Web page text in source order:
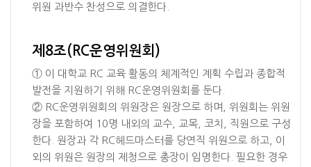
위원 과반수 찬성으로 의결한다.
제8조(RC운영위원회)
① 이 대학교 RC 교육 활동의 체계적인 계획 수립과 종합적
발전을 지원하기 위해 RC운영위원회를 둔다.
② RC운영위원회의 위원장은 원장으로 하며, 위원회는 위원
장을 포함하여 10명 내외의 교수, 교목, 코치, 직원으로 구성
한다. 원장과 각 RC헤드마스터를 당연직 위원으로 하고, 이
외의 위원은 원장의 제청으로 총장이 임명한다. 필요한 경우